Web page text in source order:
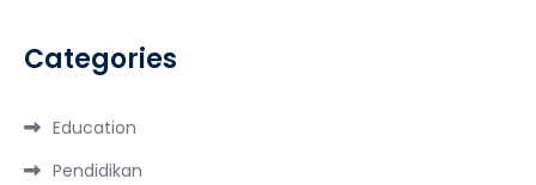
Categories
Education
Pendidikan